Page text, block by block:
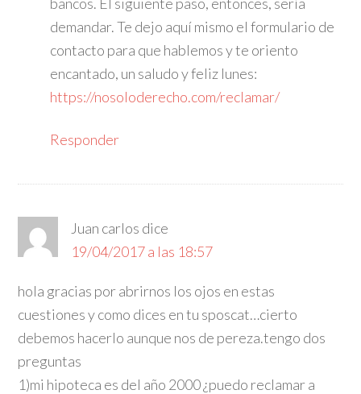
demandar. Te dejo aquí mismo el formulario de
contacto para que hablemos y te oriento
encantado, un saludo y feliz lunes:
https://nosoloderecho.com/reclamar/
Responder
Juan carlos dice
19/04/2017 a las 18:57
hola gracias por abrirnos los ojos en estas
cuestiones y como dices en tu sposcat…cierto
debemos hacerlo aunque nos de pereza.tengo dos
preguntas
1)mi hipoteca es del año 2000 ¿puedo reclamar a